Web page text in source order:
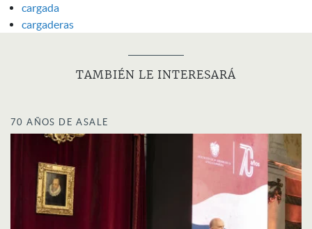
cargada
cargaderas
TAMBIÉN LE INTERESARÁ
70 AÑOS DE ASALE